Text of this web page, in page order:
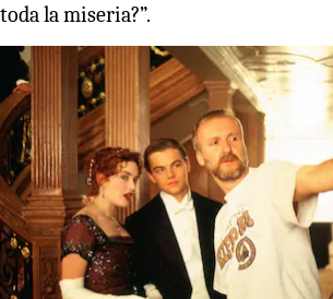
toda la miseria?”.